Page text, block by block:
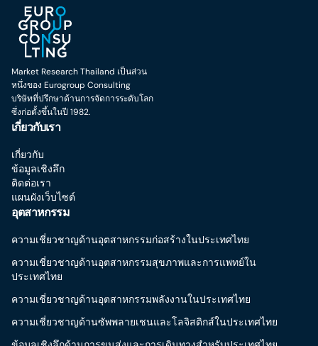
Market Research Thailand เป็นส่วน
หนึ่งของ Eurogroup Consulting
บริษัทที่ปรึกษาด้านการจัดการระดับโลก
ซึ่งก่อตั้งขึ้นในปี 1982.
เกี่ยวกับเรา
เกี่ยวกับ
ข้อมูลเชิงลึก
ติดต่อเรา
แผนผังเว็บไซต์
อุตสาหกรรม
ความเชี่ยวชาญด้านอุตสาหกรรมก่อสร้างในประเทศไทย
ความเชี่ยวชาญด้านอุตสาหกรรมสุขภาพและการแพทย์ใน
ประเทศไทย
ความเชี่ยวชาญด้านอุตสาหกรรมพลังงานในประเทศไทย
ความเชี่ยวชาญด้านซัพพลายเชนและโลจิสติกส์ในประเทศไทย